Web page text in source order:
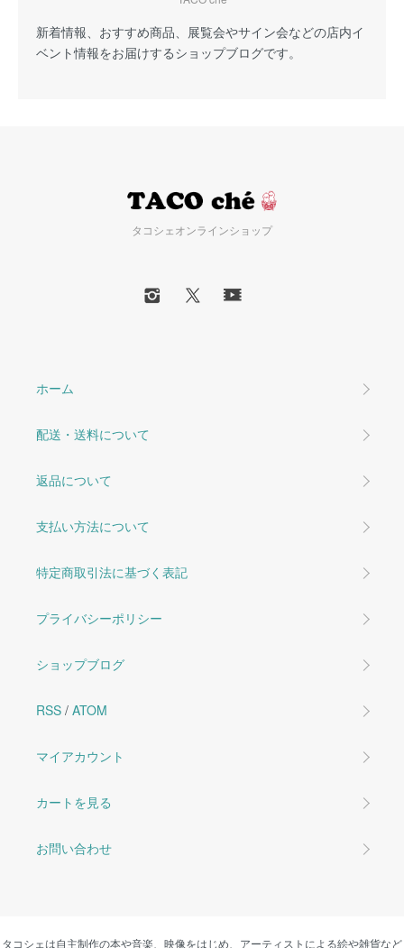
新着情報、おすすめ商品、展覧会やサイン会などの店内イ
ベント情報をお届けするショップブログです。
タコシェオンラインショップ
ホーム
配送・送料について
返品について
支払い方法について
特定商取引法に基づく表記
プライバシーポリシー
ショップブログ
RSS / ATOM
マイアカウント
カートを見る
お問い合わせ
タコシェは自主制作の本や音楽、映像をはじめ、アーティストによる絵や雑貨など